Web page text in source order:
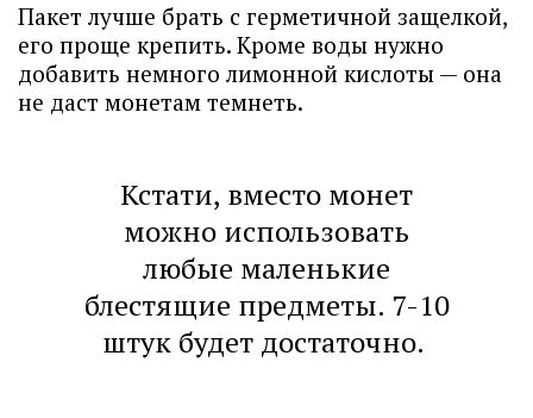
Пакет лучше брать с герметичной защелкой,
его проще крепить. Кроме воды нужно
добавить немного лимонной кислоты — она
не даст монетам темнеть.
Кстати, вместо монет
можно использовать
любые маленькие
блестящие предметы. 7-10
штук будет достаточно.